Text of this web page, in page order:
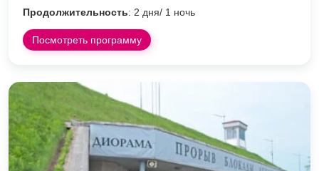
Продолжительность: 2 дня/ 1 ночь
Посмотреть программу